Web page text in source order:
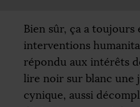
Bien sûr, ça a toujours
interventions
répondu aux intérêts
lire noir sur blanc une
cynique, aussi